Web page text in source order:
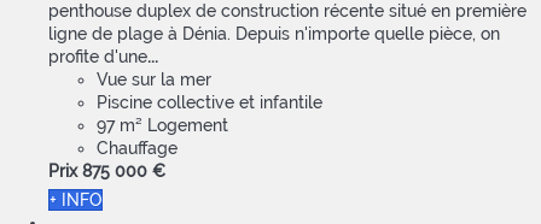
penthouse duplex de construction récente situé en première
ligne de plage à Dénia. Depuis n'importe quelle pièce, on
profite d'une...
Vue sur la mer
Piscine collective et infantile
97 m² Logement
Chauffage
Prix 875 000 €
+ INFO